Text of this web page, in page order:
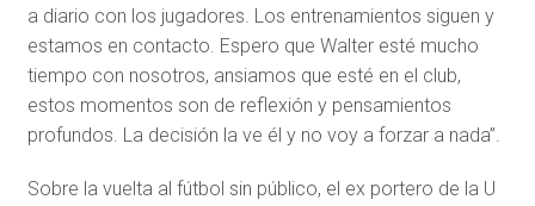
a diario con los jugadores. Los entrenamientos siguen y
estamos en contacto. Espero que Walter esté mucho
tiempo con nosotros, ansiamos que esté en el club,
estos momentos son de reflexión y pensamientos
profundos. La decisión la ve él y no voy a forzar a nada”.
Sobre la vuelta al fútbol sin público, el ex portero de la U